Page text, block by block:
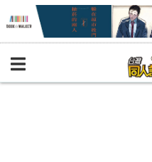
BOOKY書集倉庫